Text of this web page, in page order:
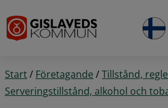
Start/ Företagande /Tillstånd,
Serveringstillstånd, alkohol och